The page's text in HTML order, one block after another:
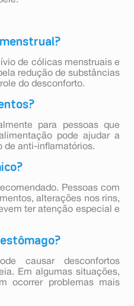
de cólicas menstruais e
redução de substâncias
do desconforto.
para pessoas que
pode ajudar a
de anti-inflamatórios.
Pessoas com
alterações nos rins,
ter atenção especial e
causar desconfortos
Em algumas situações,
ocorrer problemas mais